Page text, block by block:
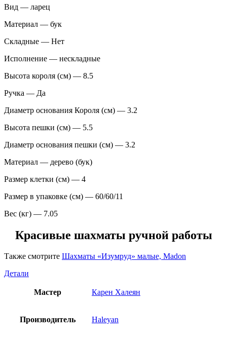
Вид — ларец
Материал — бук
Складные — Нет
Исполнение — нескладные
Высота короля (см) — 8.5
Ручка — Да
Диаметр основания Короля (см) — 3.2
Высота пешки (см) — 5.5
Диаметр основания пешки (см) — 3.2
Материал — дерево (бук)
Размер клетки (см) — 4
Размер в упаковке (см) — 60/60/11
Вес (кг) — 7.05
Красивые шахматы ручной работы
Также смотрите Шахматы «Изумруд» малые, Madon
Детали
Мастер Карен Халеян
Производитель Haleyan